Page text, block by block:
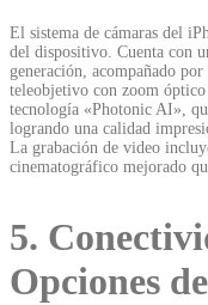
El sistema de cámaras del
del dispositivo. Cuenta con
generación, acompañado
teleobjetivo con zoom
tecnología «Photonic AI»,
logrando una calidad
La grabación de video
cinematográfico mejorado
5.
Opciones